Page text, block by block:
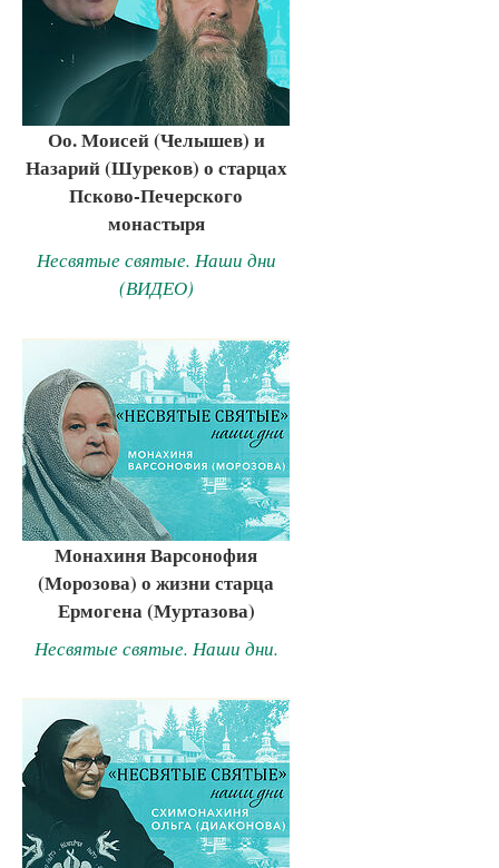
Оо. Моисей (Челышев) и
Назарий (Шуреков) о старцах
Псково-Печерского
монастыря
Несвятые святые. Наши дни
(ВИДЕО)
Монахиня Варсонофия
(Морозова) о жизни старца
Ермогена (Муртазова)
Несвятые святые. Наши дни.